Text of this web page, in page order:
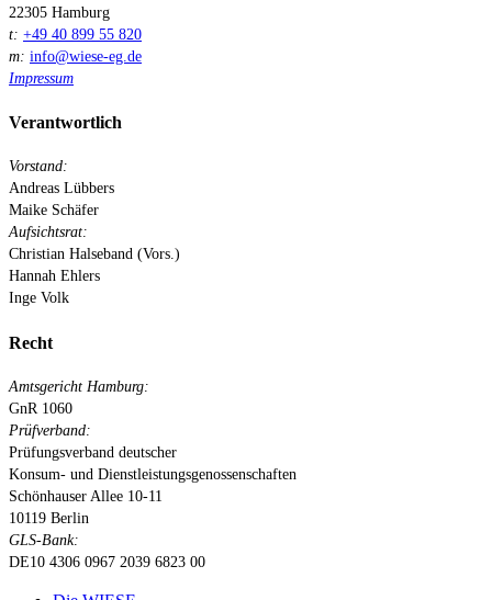
22305 Hamburg
t: +49 40 899 55 820
m: info@wiese-eg.de
Impressum
Verantwortlich
Vorstand:
Andreas Lübbers
Maike Schäfer
Aufsichtsrat:
Christian Halseband (Vors.)
Hannah Ehlers
Inge Volk
Recht
Amtsgericht Hamburg:
GnR 1060
Prüfverband:
Prüfungsverband deutscher
Konsum- und Dienstleistungsgenossenschaften
Schönhauser Allee 10-11
10119 Berlin
GLS-Bank:
DE10 4306 0967 2039 6823 00